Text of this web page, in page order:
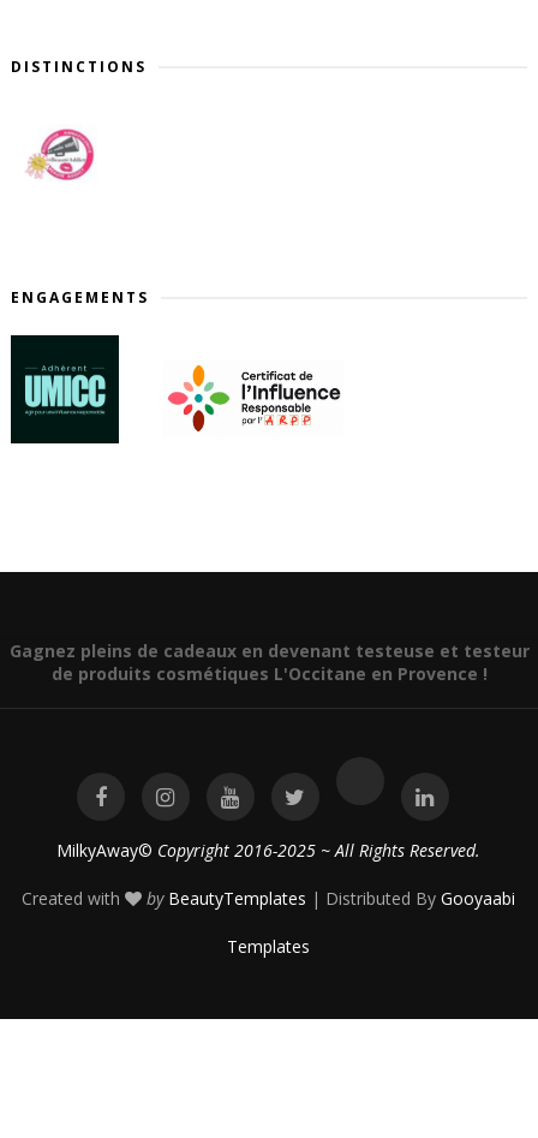
DISTINCTIONS
ENGAGEMENTS
Gagnez pleins de cadeaux en devenant testeuse et testeur
de produits cosmétiques L'Occitane en Provence !
MilkyAway© Copyright 2016-2025 ~ All Rights Reserved.
Created with by BeautyTemplates | Distributed ByGooyaabi
Templates